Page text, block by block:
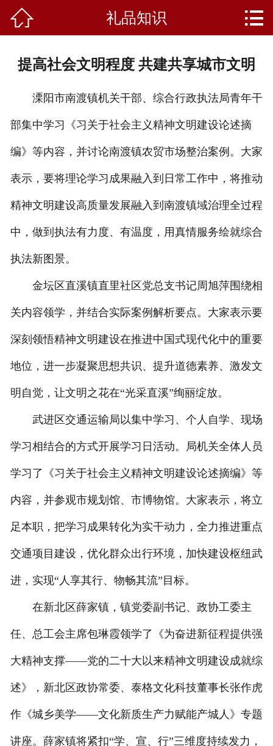
客户留言
人才招聘
 礼品知识 
提高社会文明程度 共建共享城市文明
溧阳市南渡镇机关干部、综合行政执法局青年干
部集中学习《习关于社会主义精神文明建设论述摘
编》等内容，并讨论南渡镇农贸市场整治案例。大家
表示，要将理论学习成果融入到日常工作中，将推动
精神文明建设高质量发展融入到南渡镇域治理全过程
中，做到执法有力度、有温度，用真情服务绘就综合
执法新图景。
金坛区直溪镇直里社区党总支书记周旭萍围绕相
关内容领学，并结合实际案例解析要点。大家表示要
深刻领悟精神文明建设在推进中国式现代化中的重要
地位，进一步凝聚思想共识、提升道德素养、激发文
明自觉，让文明之花在“光采直溪”绚丽绽放。
武进区交通运输局以集中学习、个人自学、现场
学习相结合的方式开展学习日活动。局机关全体人员
学习了《习关于社会主义精神文明建设论述摘编》等
内容，并参观市规划馆、市博物馆。大家表示，将立
足本职，把学习成果转化为实干动力，全力推进重点
交通项目建设，优化群众出行环境，加快建设枢纽武
进，实现“人享其行、物畅其流”目标。
在新北区薛家镇，镇党委副书记、政协工委主
任、总工会主席包琳霞领学了《为奋进新征程提供强
大精神支撑——党的二十大以来精神文明建设成就综
述》，新北区政协常委、泰格文化科技董事长张作虎
作《城乡美学——文化新质生产力赋能产城人》专题
讲座。薛家镇将紧扣“学、宣、行”三维度持续发力，